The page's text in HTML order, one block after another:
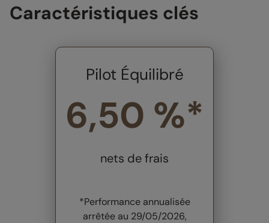
Caractéristiques clés
Pilot Équilibré
6,50 %*
nets de frais
*Performance annualisée
arrêtée au 29/05/2026,